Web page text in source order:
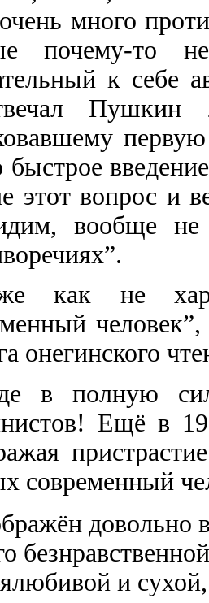
много
почему-то
к себе
Пушкин
быстрое
этот вопрос и
вообще не
как не
онегинского
в полную
Ещё в
современный
довольно
и сухой,